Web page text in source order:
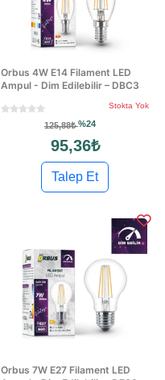
Orbus 4W E14 Filament LED
Ampul - Dim Edilebilir – DBC3
Stokta Yok
125,88₺%24
95,36₺
Talep Et
Orbus 7W E27 Filament LED